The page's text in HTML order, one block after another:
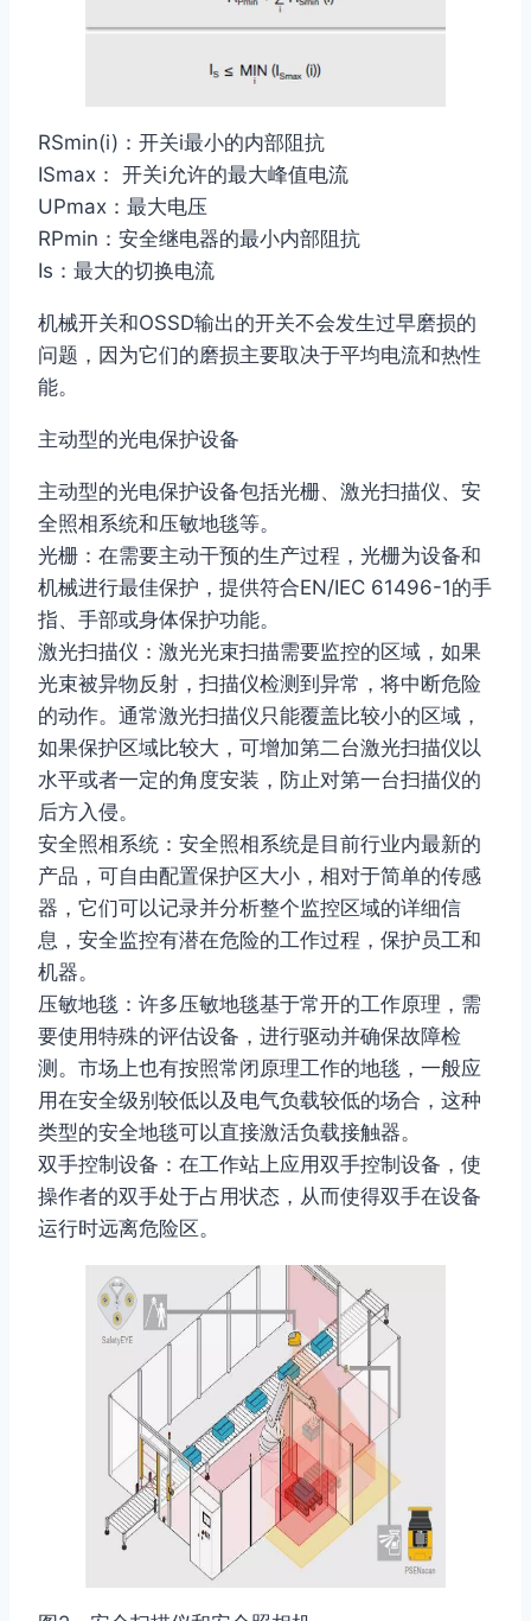
RSmin(i)：开关i最小的内部阻抗
ISmax： 开关i允许的最大峰值电流
UPmax：最大电压
RPmin：安全继电器的最小内部阻抗
Is：最大的切换电流
机械开关和OSSD输出的开关不会发生过早磨损的
问题，因为它们的磨损主要取决于平均电流和热性
能。
主动型的光电保护设备
主动型的光电保护设备包括光栅、激光扫描仪、安
全照相系统和压敏地毯等。
光栅：在需要主动干预的生产过程，光栅为设备和
机械进行最佳保护，提供符合EN/IEC 61496-1的手
指、手部或身体保护功能。
激光扫描仪：激光光束扫描需要监控的区域，如果
光束被异物反射，扫描仪检测到异常，将中断危险
的动作。通常激光扫描仪只能覆盖比较小的区域，
如果保护区域比较大，可增加第二台激光扫描仪以
水平或者一定的角度安装，防止对第一台扫描仪的
后方入侵。
安全照相系统：安全照相系统是目前行业内最新的
产品，可自由配置保护区大小，相对于简单的传感
器，它们可以记录并分析整个监控区域的详细信
息，安全监控有潜在危险的工作过程，保护员工和
机器。
压敏地毯：许多压敏地毯基于常开的工作原理，需
要使用特殊的评估设备，进行驱动并确保故障检
测。市场上也有按照常闭原理工作的地毯，一般应
用在安全级别较低以及电气负载较低的场合，这种
类型的安全地毯可以直接激活负载接触器。
双手控制设备：在工作站上应用双手控制设备，使
操作者的双手处于占用状态，从而使得双手在设备
运行时远离危险区。